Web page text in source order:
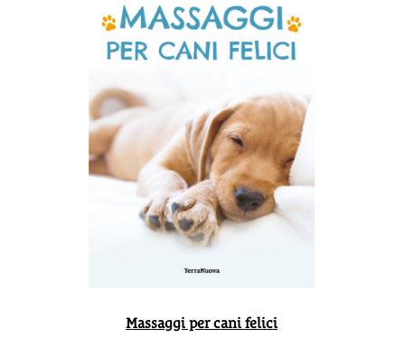
Massaggi per cani felici